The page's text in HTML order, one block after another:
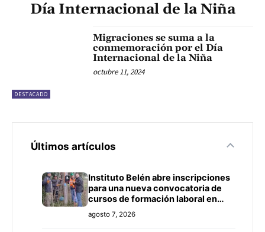
Día Internacional de la Niña
DESTACADO
Migraciones se suma a la
conmemoración por el Día
Internacional de la Niña
octubre 11, 2024
Últimos artículos
Instituto Belén abre inscripciones
para una nueva convocatoria de
cursos de formación laboral en
Concepción
agosto 7, 2026